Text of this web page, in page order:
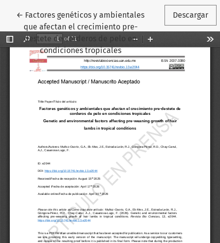
← Volver a los detalles del artículo
Factores genéticos y ambientales
que afectan el crecimiento pre-
destete de corderos de pelo en
condiciones tropicales
Descargar